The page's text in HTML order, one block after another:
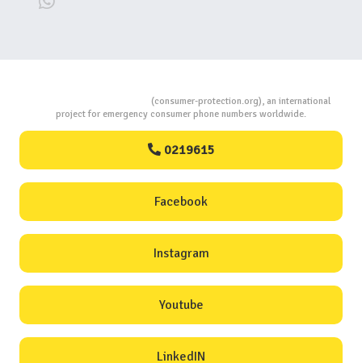
(consumer-protection.org), an international
project for emergency consumer phone numbers worldwide.
0219615
Facebook
Instagram
Youtube
LinkedIN